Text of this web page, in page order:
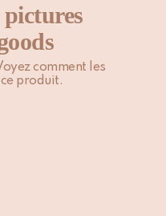
comment les
produit.